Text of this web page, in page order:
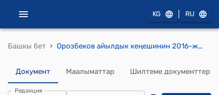
KG RU
Башкы бет › Орозбеков айылдык кеңешинин 2016-жылдын 30-апрелиндеги №23/1 "Орозбеков айыл аймагынын айыл өкмөтү жөнүндө Жобосун бекитүү жөнүндө" токтому
Документ Маалыматтар Шилтеме документтер
Редакция